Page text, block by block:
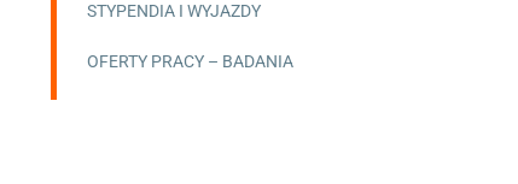
STYPENDIA I WYJAZDY
OFERTY PRACY – BADANIA